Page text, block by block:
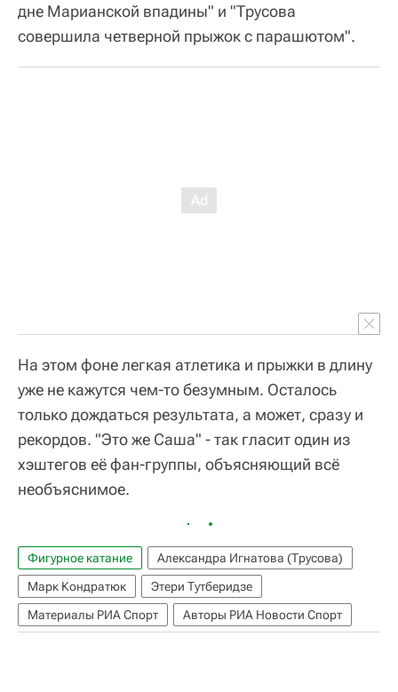
дне Марианской впадины" и "Трусова
совершила четверной прыжок с парашютом".
На этом фоне легкая атлетика и прыжки в длину
уже не кажутся чем-то безумным. Осталось
только дождаться результата, а может, сразу и
рекордов. "Это же Саша" - так гласит один из
хэштегов её фан-группы, объясняющий всё
необъяснимое.
Фигурное катание
Александра Игнатова (Трусова)
Марк Кондратюк
Этери Тутберидзе
Материалы РИА Спорт
Авторы РИА Новости Спорт